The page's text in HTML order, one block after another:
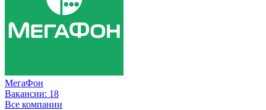
МегаФон
Вакансии: 18
Все компании